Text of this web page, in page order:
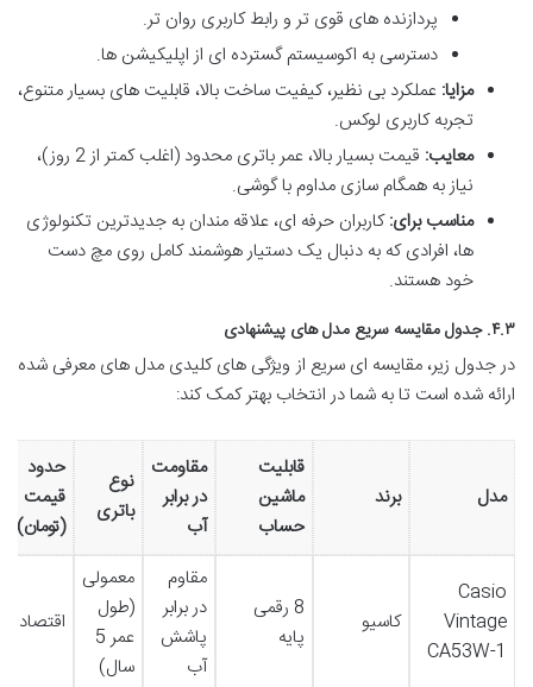
پردازنده های قوی تر و رابط کاربری روان تر.
دسترسی به اکوسیستم گسترده ای از اپلیکیشن ها.
مزایا: عملکرد بی نظیر، کیفیت ساخت بالا، قابلیت های بسیار متنوع،
تجربه کاربری لوکس.
معایب:
قیمت بسیار بالا، عمر باتری محدود (اغلب کمتر از 2 روز)،
نیاز به همگام سازی مداوم با گوشی.
مناسب برای:کاربران حرفه ای، علاقه مندان به جدیدترین تکنولوژی
ها، افرادی که به دنبال یک دستیار هوشمند کامل روی مچ دست
خود هستند.
۴.۳. جدول مقایسه سریع مدل های پیشنهادی
در جدول زیر، مقایسه ای سریع از ویژگی های کلیدی مدل های معرفی شده
ارائه شده است تا به شما در انتخاب بهتر کمک کند:
مدل برند
قابلیت
ماشین
حساب
مقاومت
در برابر
آب
نوع
باتری
حدود
قیمت
(تومان)
Casio
Vintage
CA53W-1
کاسیو
8 رقمی
پایه
مقاوم
در برابر
پاشش
آب
معمولی
(طول
عمر 5
سال)
اقتصادی